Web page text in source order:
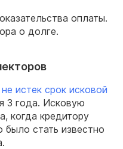
оплаты.
о долге.
истек срок исковой
3 года. Исковую
когда кредитору
стать известно